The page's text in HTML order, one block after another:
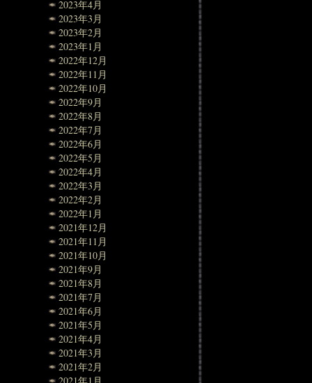
2023年4月
2023年3月
2023年2月
2023年1月
2022年12月
2022年11月
2022年10月
2022年9月
2022年8月
2022年7月
2022年6月
2022年5月
2022年4月
2022年3月
2022年2月
2022年1月
2021年12月
2021年11月
2021年10月
2021年9月
2021年8月
2021年7月
2021年6月
2021年5月
2021年4月
2021年3月
2021年2月